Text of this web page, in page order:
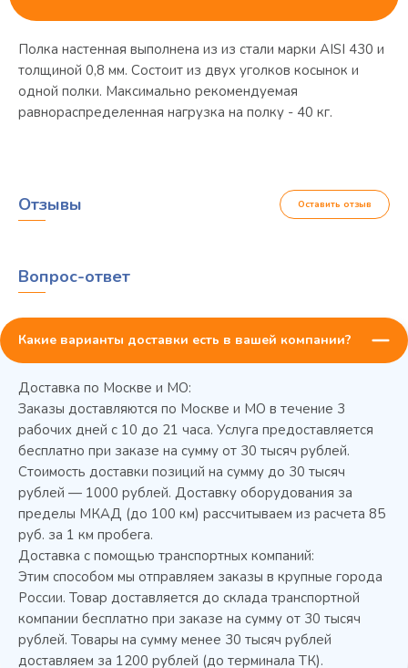
Полка настенная выполнена из из стали марки AISI 430 и
толщиной 0,8 мм. Состоит из двух уголков косынок и
одной полки. Максимально рекомендуемая
равнораспределенная нагрузка на полку - 40 кг.
Колода разрубочная КР-5/5
Отзывы Оставить отзыв
Вопрос-ответ
Какие варианты доставки есть в вашей компании?
Доставка по Москве и МО:
Заказы доставляются по Москве и МО в течение 3
рабочих дней с 10 до 21 часа. Услуга предоставляется
бесплатно при заказе на сумму от 30 тысяч рублей.
Стоимость доставки позиций на сумму до 30 тысяч
рублей — 1000 рублей. Доставку оборудования за
пределы МКАД (до 100 км) рассчитываем из расчета 85
руб. за 1 км пробега.
Доставка с помощью транспортных компаний:
Этим способом мы отправляем заказы в крупные города
России. Товар доставляется до склада транспортной
компании бесплатно при заказе на сумму от 30 тысяч
рублей. Товары на сумму менее 30 тысяч рублей
доставляем за 1200 рублей (до терминала ТК).